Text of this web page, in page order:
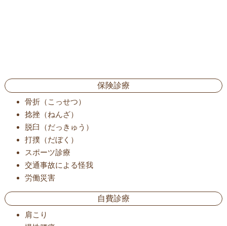
保険診療
骨折（こっせつ）
捻挫（ねんざ）
脱臼（だっきゅう）
打撲（だぼく）
スポーツ診療
交通事故による怪我
労働災害
自費診療
肩こり